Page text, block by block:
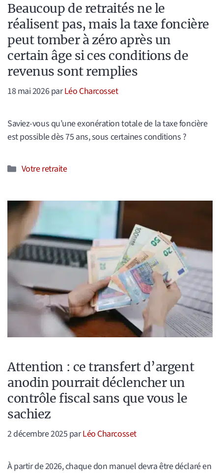
Beaucoup de retraités ne le
réalisent pas, mais la taxe foncière
peut tomber à zéro après un
certain âge si ces conditions de
revenus sont remplies
18 mai 2026parLéo Charcosset
Saviez-vous qu’une exonération totale de la taxe foncière
est possible dès 75 ans, sous certaines conditions ?
Catégories
Votre retraite
Attention : ce transfert d’argent
anodin pourrait déclencher un
contrôle fiscal sans que vous le
sachiez
2 décembre 2025 parLéo Charcosset
À partir de 2026, chaque don manuel devra être déclaré en